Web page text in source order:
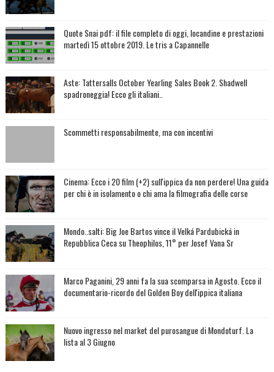
Quote Snai pdf: il file completo di oggi, locandine e prestazioni
martedì 15 ottobre 2019. Le tris a Capannelle
Aste: Tattersalls October Yearling Sales Book 2. Shadwell
spadroneggia! Ecco gli italiani..
Scommetti responsabilmente, ma con incentivi
Cinema: Ecco i 20 film (+2) sull'ippica da non perdere! Una guida
per chi è in isolamento o chi ama la filmografia delle corse
Mondo..salti: Big Joe Bartos vince il Velká Pardubická in
Repubblica Ceca su Theophilos, 11° per Josef Vana Sr
Marco Paganini, 29 anni fa la sua scomparsa in Agosto. Ecco il
documentario-ricordo del Golden Boy dell'ippica italiana
Nuovo ingresso nel market del purosangue di Mondoturf. La
lista al 3 Giugno